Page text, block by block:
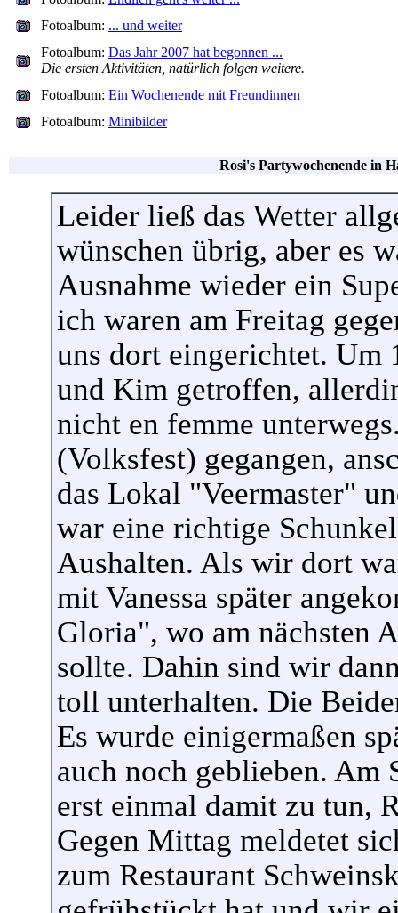
Fotoalbum: ... und weiter
Fotoalbum: Das Jahr 2007 hat begonnen ...
Die ersten Aktivitäten, natürlich folgen weitere.
Fotoalbum: Ein Wochenende mit Freundinnen
Fotoalbum: Minibilder
Rosi's Partywochenende in
Leider ließ das Wetter
wünschen übrig, aber es
Ausnahme wieder ein
ich waren am Freitag
uns dort eingerichtet. Um
und Kim getroffen,
nicht en femme
(Volksfest) gegangen,
das Lokal "Veermaster"
war eine richtige
Aushalten. Als wir dort
mit Vanessa später
Gloria", wo am nächsten
sollte. Dahin sind wir
toll unterhalten. Die
Es wurde einigermaßen
auch noch geblieben. Am
erst einmal damit zu tun,
Gegen Mittag meldetet
zum Restaurant